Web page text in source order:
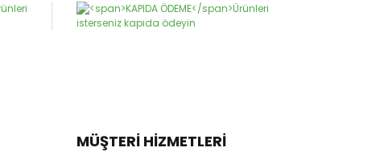
MÜŞTERİ HİZMETLERİ